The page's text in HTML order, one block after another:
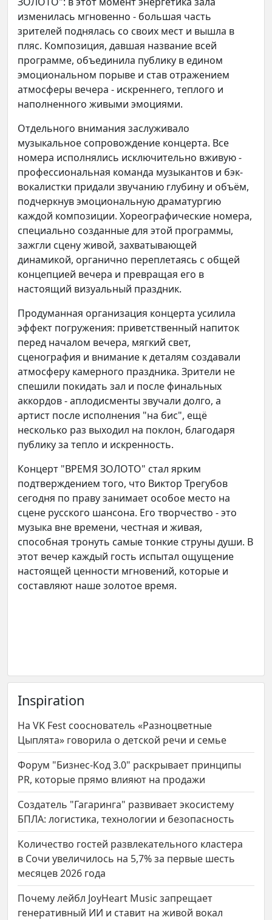
изменилась мгновенно - большая часть
зрителей поднялась со своих мест и вышла в
пляс. Композиция, давшая название всей
программе, объединила публику в едином
эмоциональном порыве и став отражением
атмосферы вечера - искреннего, теплого и
наполненного живыми эмоциями.
Отдельного внимания заслуживало
музыкальное сопровождение концерта. Все
номера исполнялись исключительно вживую -
профессиональная команда музыкантов и бэк-
вокалистки придали звучанию глубину и объём,
подчеркнув эмоциональную драматургию
каждой композиции. Хореографические номера,
специально созданные для этой программы,
зажгли сцену живой, захватывающей
динамикой, органично переплетаясь с общей
концепцией вечера и превращая его в
настоящий визуальный праздник.
Продуманная организация концерта усилила
эффект погружения: приветственный напиток
перед началом вечера, мягкий свет,
сценография и внимание к деталям создавали
атмосферу камерного праздника. Зрители не
спешили покидать зал и после финальных
аккордов - аплодисменты звучали долго, а
артист после исполнения "на бис", ещё
несколько раз выходил на поклон, благодаря
публику за тепло и искренность.
Концерт "ВРЕМЯ ЗОЛОТО" стал ярким
подтверждением того, что Виктор Трегубов
сегодня по праву занимает особое место на
сцене русского шансона. Его творчество - это
музыка вне времени, честная и живая,
способная тронуть самые тонкие струны души. В
этот вечер каждый гость испытал ощущение
настоящей ценности мгновений, которые и
составляют наше золотое время.
Inspiration
На VK Fest сооснователь «Разноцветные
Цыплята» говорила о детской речи и семье
Форум "Бизнес-Код 3.0" раскрывает принципы
PR, которые прямо влияют на продажи
Создатель "Гагаринга" развивает экосистему
БПЛА: логистика, технологии и безопасность
Количество гостей развлекательного кластера
в Сочи увеличилось на 5,7% за первые шесть
месяцев 2026 года
Почему лейбл JoyHeart Music запрещает
генеративный ИИ и ставит на живой вокал